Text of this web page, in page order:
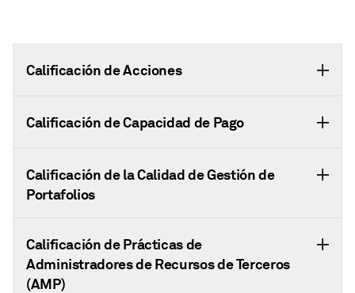
Calificación de Acciones
Calificación de Capacidad de Pago
Calificación de la Calidad de Gestión de
Portafolios
Calificación de Prácticas de
Administradores de Recursos de Terceros
(AMP)